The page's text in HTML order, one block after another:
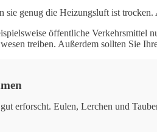
genug die Heizungsluft ist
öffentliche
treiben. Außerdem sollten Sie
erforscht. Eulen, Lerchen und